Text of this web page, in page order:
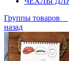
Группы товаров
назад